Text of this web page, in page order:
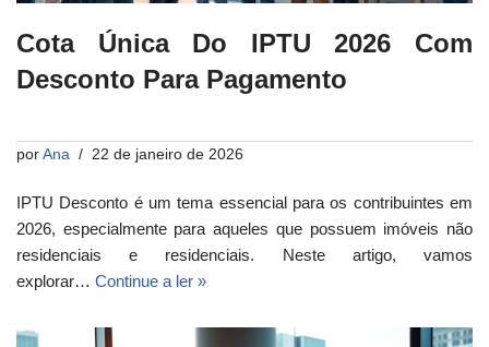
Cota Única Do IPTU 2026 Com
Desconto Para Pagamento
por Ana 22 de janeiro de 2026
IPTU Desconto é um tema essencial para os contribuintes em
2026, especialmente para aqueles que possuem imóveis não
residenciais e residenciais. Neste artigo, vamos
explorar… Continue a ler »